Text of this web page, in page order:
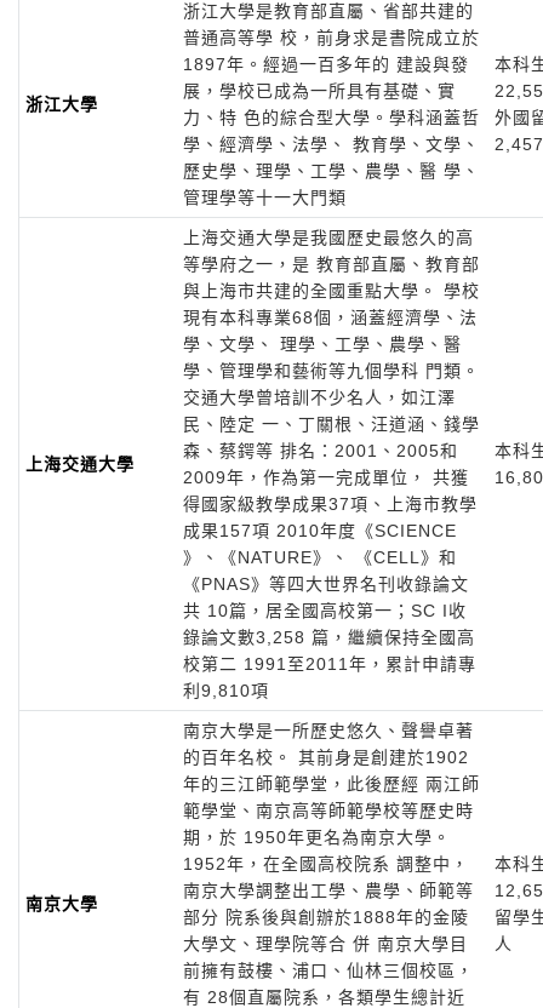
浙江大學
浙江大學是教育部直屬、省部共建的
普通高等學 校，前身求是書院成立於
1897年。經過一百多年的 建設與發
展，學校已成為一所具有基礎、實
力、特 色的綜合型大學。學科涵蓋哲
學、經濟學、法學、 教育學、文學、
歷史學、理學、工學、農學、醫 學、
管理學等十一大門類
本科
外國
上海交通大學
上海交通大學是我國歷史最悠久的高
等學府之一，是 教育部直屬、教育部
與上海市共建的全國重點大學。 學校
現有本科專業68個，涵蓋經濟學、法
學、文學、 理學、工學、農學、醫
學、管理學和藝術等九個學科 門類。
交通大學曾培訓不少名人，如江澤
民、陸定 一、丁關根、汪道涵、錢學
森、蔡鍔等 排名：2001、2005和
2009年，作為第一完成單位， 共獲
得國家級教學成果37項、上海市教學
成果157項 2010年度《SCIENCE
》、《NATURE》、 《CELL》和
《PNAS》等四大世界名刊收錄論文
共 10篇，居全國高校第一；SC I收
錄論文數3,258 篇，繼續保持全國高
校第二 1991至2011年，累計申請專
利9,810項
本科
南京大學
南京大學是一所歷史悠久、聲譽卓著
的百年名校。 其前身是創建於1902
年的三江師範學堂，此後歷經 兩江師
範學堂、南京高等師範學校等歷史時
期，於 1950年更名為南京大學。
1952年，在全國高校院系 調整中，
南京大學調整出工學、農學、師範等
部分 院系後與創辦於1888年的金陵
大學文、理學院等合 併 南京大學目
前擁有鼓樓、浦口、仙林三個校區，
有 28個直屬院系，各類學生總計近
本科
留學
人